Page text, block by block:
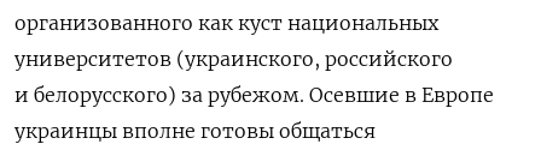
организованного как куст национальных
университетов (украинского, российского
и белорусского) за рубежом. Осевшие в Европе
украинцы вполне готовы общаться